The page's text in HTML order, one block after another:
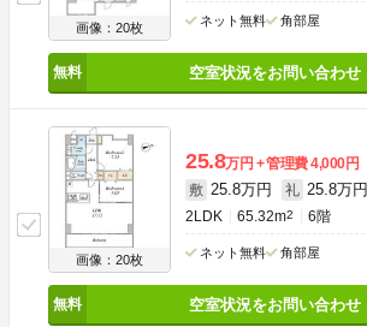
画像：20枚
ネット無料 角部屋
空室状況をお問い合わせ
画像：20枚
25.8万円 管理費4,000円
敷 25.8万円 礼 25.8万円
2LDK 65.32m2 6階
ネット無料 角部屋
空室状況をお問い合わせ